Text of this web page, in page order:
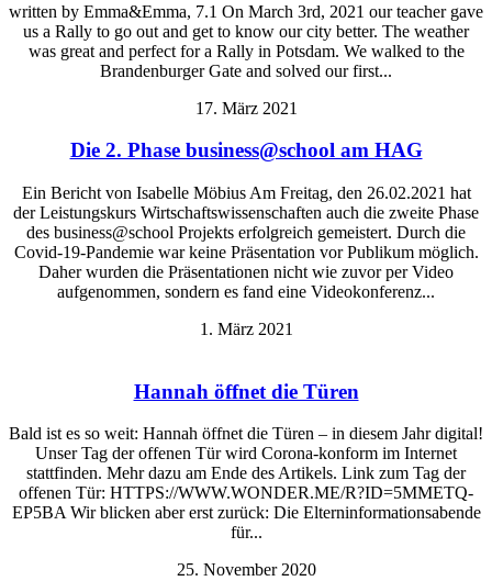
written by Emma&Emma, 7.1 On March 3rd, 2021 our teacher gave
us a Rally to go out and get to know our city better. The weather
was great and perfect for a Rally in Potsdam. We walked to the
Brandenburger Gate and solved our first...
17. März 2021
Die 2. Phase business@school am HAG
Ein Bericht von Isabelle Möbius Am Freitag, den 26.02.2021 hat
der Leistungskurs Wirtschaftswissenschaften auch die zweite Phase
des business@school Projekts erfolgreich gemeistert. Durch die
Covid-19-Pandemie war keine Präsentation vor Publikum möglich.
Daher wurden die Präsentationen nicht wie zuvor per Video
aufgenommen, sondern es fand eine Videokonferenz...
1. März 2021
Hannah öffnet die Türen
Bald ist es so weit: Hannah öffnet die Türen – in diesem Jahr digital!
Unser Tag der offenen Tür wird Corona-konform im Internet
stattfinden. Mehr dazu am Ende des Artikels. Link zum Tag der
offenen Tür: HTTPS://WWW.WONDER.ME/R?ID=5MMETQ-
EP5BA Wir blicken aber erst zurück: Die Elterninformationsabende
für...
25. November 2020